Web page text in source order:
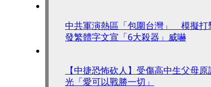
中共軍演熱區「包圍台灣」 模擬打
發繁體字文宣「6大殺器」威嚇
【中捷恐怖砍人】受傷高中生父母
光「愛可以戰勝一切」